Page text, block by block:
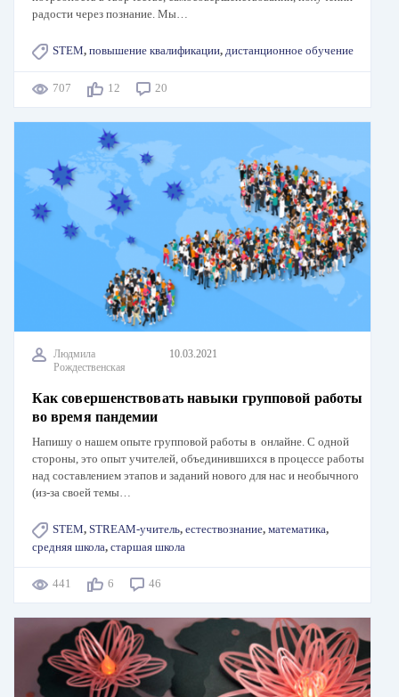
радости через познание. Мы…
STEM, повышение квалификации, дистанционное обучение
707 12 20
Людмила
Рождественская
10.03.2021
Как совершенствовать навыки групповой работы
во время пандемии
Напишу о нашем опыте групповой работы в онлайне. С одной
стороны, это опыт учителей, объединившихся в процессе работы
над составлением этапов и заданий нового для нас и необычного
(из-за своей темы…
STEM, STREAM-учитель, естествознание, математика,
средняя школа, старшая школа
441 6 46